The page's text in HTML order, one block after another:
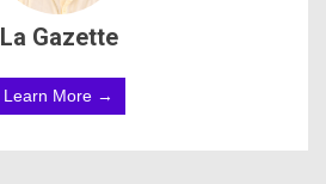
La Gazette
Learn More →